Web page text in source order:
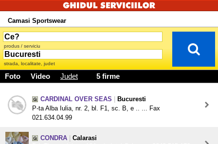
Camasi Sportswear
produs / serviciu
strada, localitate, judet
Foto Video Judet 5 firme
CARDINAL OVER SEAS
Bucuresti
P-ta Alba Iulia, nr. 2, bl. F1, sc. B, e .. ... Fax
021.634.04.99
CONDRA
Calarasi